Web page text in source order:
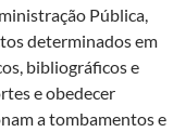
Pública,
determinados em
bibliográficos e
e obedecer
a tombamentos e